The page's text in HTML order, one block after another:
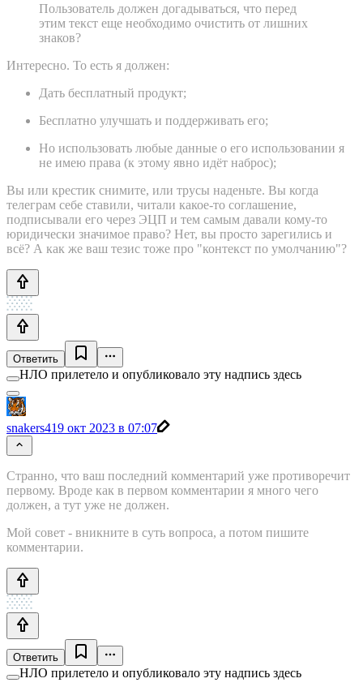
Пользователь должен догадываться, что перед
этим текст еще необходимо очистить от лишних
знаков?
Интересно. То есть я должен:
Дать бесплатный продукт;
Бесплатно улучшать и поддерживать его;
Но использовать любые данные о его использовании я
не имею права (к этому явно идёт наброс);
Вы или крестик снимите, или трусы наденьте. Вы когда
телеграм себе ставили, читали какое-то соглашение,
подписывали его через ЭЦП и тем самым давали кому-то
юридически значимое право? Нет, вы просто зарегились и
всё? А как же ваш тезис тоже про "контекст по умолчанию"?
Ответить
НЛО прилетело и опубликовало эту надпись здесь
snakers419 окт 2023 в 07:07
Странно, что ваш последний комментарий уже противоречит
первому. Вроде как в первом комментарии я много чего
должен, а тут уже не должен.
Мой совет - вникните в суть вопроса, а потом пишите
комментарии.
Ответить
НЛО прилетело и опубликовало эту надпись здесь